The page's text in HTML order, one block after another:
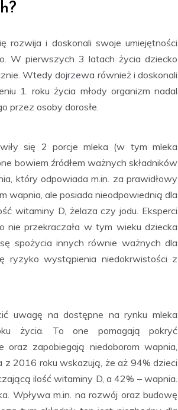
rozwija i doskonali swoje umiejętności
W pierwszych 3 latach życia dziecko
Wtedy dojrzewa również i doskonali
1. roku życia młody organizm nadal
przez osoby dorosłe.
się 2 porcje mleka (w tym mleka
bowiem źródłem ważnych składników
który odpowiada m.in. za prawidłowy
wapnia, ale posiada nieodpowiednią dla
witaminy D, żelaza czy jodu. Eksperci
nie przekraczała w tym wieku dziecka
spożycia innych równie ważnych dla
ryzyko wystąpienia niedokrwistości z
uwagę na dostępne na rynku mleka
życia. To one pomagają pokryć
zapobiegają niedoborom wapnia,
2016 roku wskazują, że aż 94% dzieci
ilość witaminy D, a 42% – wapnia.
Wpływa m.in. na rozwój oraz budowę